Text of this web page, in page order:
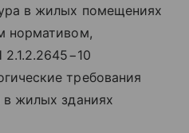
в жилых помещениях
нормативом,
требования
жилых зданиях